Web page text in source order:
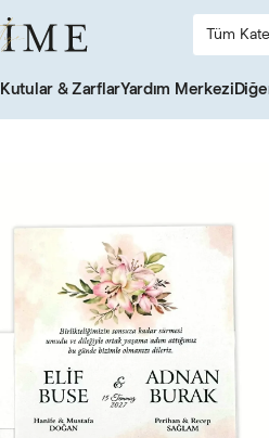
Kutular & ZarflarYardım Merkezi